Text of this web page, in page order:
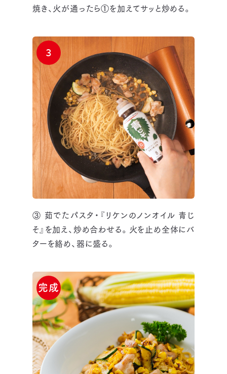
焼き、火が通ったら①を加えてサッと炒める。
③ 茹でたパスタ・『リケンのノンオイル 青じ
そ』を加え、炒め合わせる。火を止め全体にバ
ターを絡め、器に盛る。
3
完成